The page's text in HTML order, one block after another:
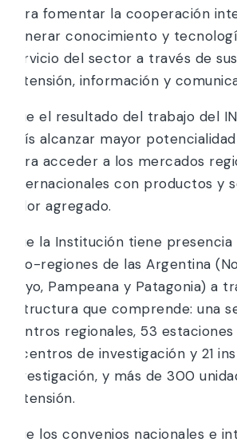
para fomentar la cooperación
generar conocimiento y
servicio del sector a través de
extensión, información y
Que el resultado del trabajo del
país alcanzar mayor
para acceder a los mercados
internacionales con productos y
valor agregado.
Que la Institución tiene
eco-regiones de las Argentina
Cuyo, Pampeana y Patagonia) a
estructura que comprende: una
centros regionales, 53
6 centros de investigación y 21
investigación, y más de 300
extensión.
Que los convenios nacionales e